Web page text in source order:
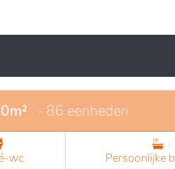
waarbij welzijn en
- 86 eenheden
wc Persoonlijke